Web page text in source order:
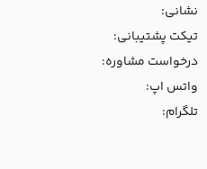
نشانی:
تیکت پشتیبانی:
درخواست مشاوره:
واتس اپ:
تلگرام: